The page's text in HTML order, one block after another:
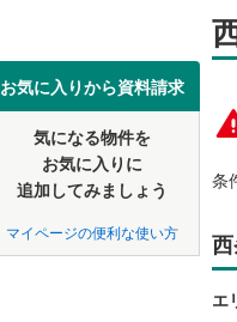
お気に入りから資料請求
気になる物件を
お気に入りに
追加してみましょう
マイページの便利な使い方
条
エ